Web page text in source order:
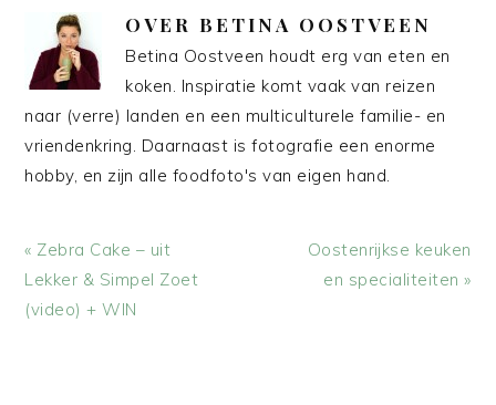
OVER BETINA OOSTVEEN
Betina Oostveen houdt erg van eten en
koken. Inspiratie komt vaak van reizen
naar (verre) landen en een multiculturele familie- en
vriendenkring. Daarnaast is fotografie een enorme
hobby, en zijn alle foodfoto's van eigen hand.
Vorig
bericht:
« Zebra Cake – uit
Lekker & Simpel Zoet
(video) + WIN
Volgend
bericht:
Oostenrijkse keuken
en specialiteiten »